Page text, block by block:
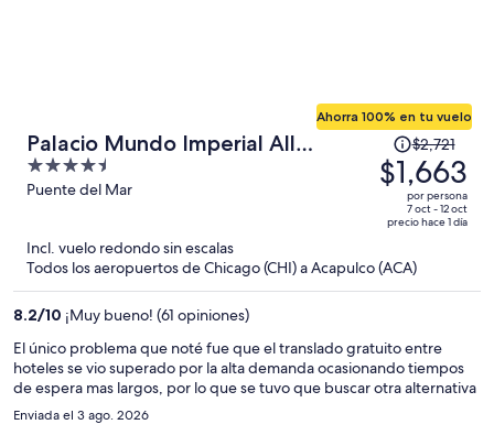
Palacio Mundo Imperial All
Inclusive Resort
4.5
out
Puente del Mar
Ahorra 100% en tu vuelo
precio
era
$2,721
y
ahora
$1,663
por
persona
$2,721
$1,663
por persona
7 oct - 12 oct
precio hace 1 día
Incl. vuelo redondo sin escalas
Todos los aeropuertos de Chicago (CHI) a Acapulco (ACA)
8.2/10 ¡Muy bueno! (61 opiniones)
El único problema que noté fue que el translado gratuito entre
hoteles se vio superado por la alta demanda ocasionando tiempos
de espera mas largos, por lo que se tuvo que buscar otra alternativa
Enviada el 3 ago. 2026